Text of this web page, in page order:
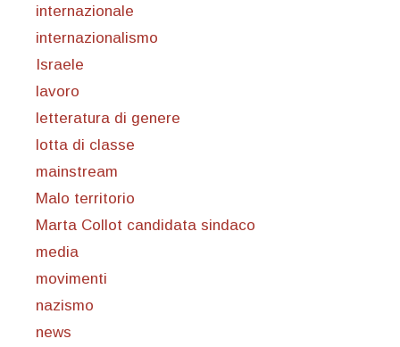
internazionale
internazionalismo
Israele
lavoro
letteratura di genere
lotta di classe
mainstream
Malo territorio
Marta Collot candidata sindaco
media
movimenti
nazismo
news